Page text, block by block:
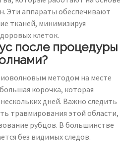
Эти аппараты обеспечивают
тканей, минимизируя
клеток.
после процедуры
методом на месте
корочка, которая
дней. Важно следить
травмирования этой области,
рубцов. В большинстве
без видимых следов.